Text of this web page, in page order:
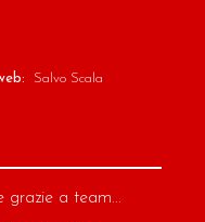
Salvo Scala
grazie a team...